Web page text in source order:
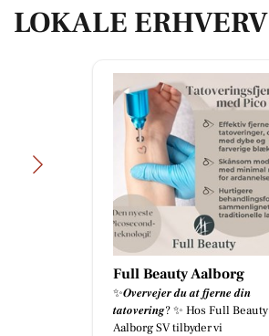
LOKALE ERHVERV
Full Beauty Aalborg
✨𝑶𝒗𝒆𝒓𝒗𝒆𝒋𝒆𝒓 𝒅𝒖 𝒂𝒕 𝒇𝒋𝒆𝒓𝒏𝒆 𝒅𝒊𝒏
𝒕𝒂𝒕𝒐𝒗𝒆𝒓𝒊𝒏𝒈? ✨ Hos Full Beauty
Aalborg SV tilbyder vi